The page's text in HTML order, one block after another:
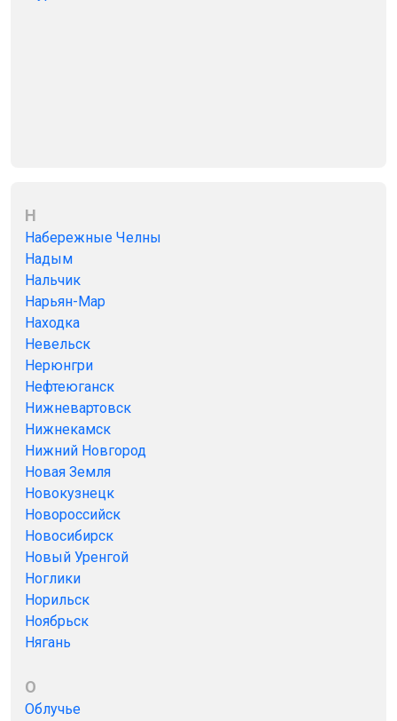
Н
Набережные Челны
Надым
Нальчик
Нарьян-Мар
Находка
Невельск
Нерюнгри
Нефтеюганск
Нижневартовск
Нижнекамск
Нижний Новгород
Новая Земля
Новокузнецк
Новороссийск
Новосибирск
Новый Уренгой
Ноглики
Норильск
Ноябрьск
Нягань
О
Облучье